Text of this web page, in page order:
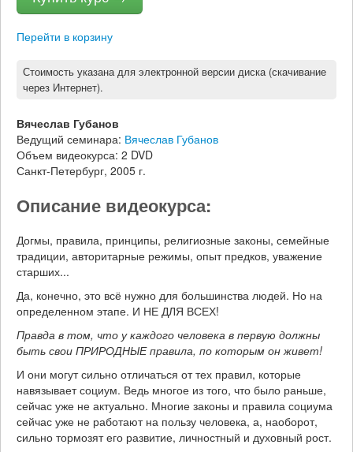
Перейти в корзину
Стоимость указана для электронной версии диска (скачивание
через Интернет).
Вячеслав Губанов
Ведущий семинара: Вячеслав Губанов
Объем видеокурса: 2 DVD
Санкт-Петербург, 2005 г.
Описание видеокурса:
Догмы, правила, принципы, религиозные законы, семейные
традиции, авторитарные режимы, опыт предков, уважение
старших...
Да, конечно, это всё нужно для большинства людей. Но на
определенном этапе. И НЕ ДЛЯ ВСЕХ!
Правда в том, что у каждого человека в первую должны
быть свои ПРИРОДНЫЕ правила, по которым он живет!
И они могут сильно отличаться от тех правил, которые
навязывает социум. Ведь многое из того, что было раньше,
сейчас уже не актуально. Многие законы и правила социума
сейчас уже не работают на пользу человека, а, наоборот,
сильно тормозят его развитие, личностный и духовный рост.